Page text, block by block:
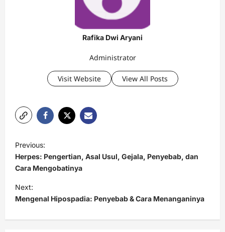
Rafika Dwi Aryani
Administrator
Visit Website View All Posts
P
o
s
t
n
a
Previous:
Herpes: Pengertian, Asal Usul, Gejala, Penyebab, dan
Cara Mengobatinya
Next:
Mengenal Hipospadia: Penyebab & Cara Menanganinya